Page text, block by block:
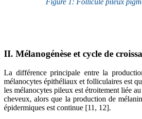
Figure 1: Follicule pileux
II. Mélanogénèse et cycle de
La différence principale entre la
mélanocytes épithéliaux et folliculaires est
les mélanocytes pileux est étroitement liée
cheveux, alors que la production de
épidermiques est continue [11, 12].